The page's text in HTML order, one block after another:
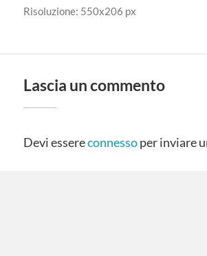
Risoluzione: 550x206 px
Lascia un commento
Devi essereconnessoper inviare